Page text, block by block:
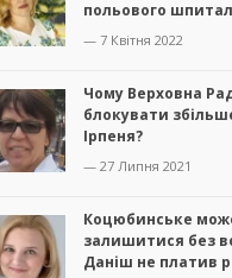
польового
— 7 Квітня 2022
Чому Верховна
блокувати
Ірпеня?
— 27 Липня 2021
Коцюбинське
залишитися без
Даніш не платив